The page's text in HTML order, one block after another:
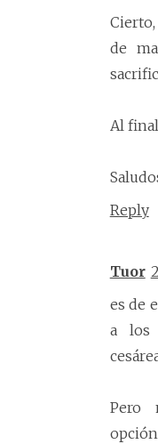
de
Al
Reply
Tuor
es de
a los
Pero